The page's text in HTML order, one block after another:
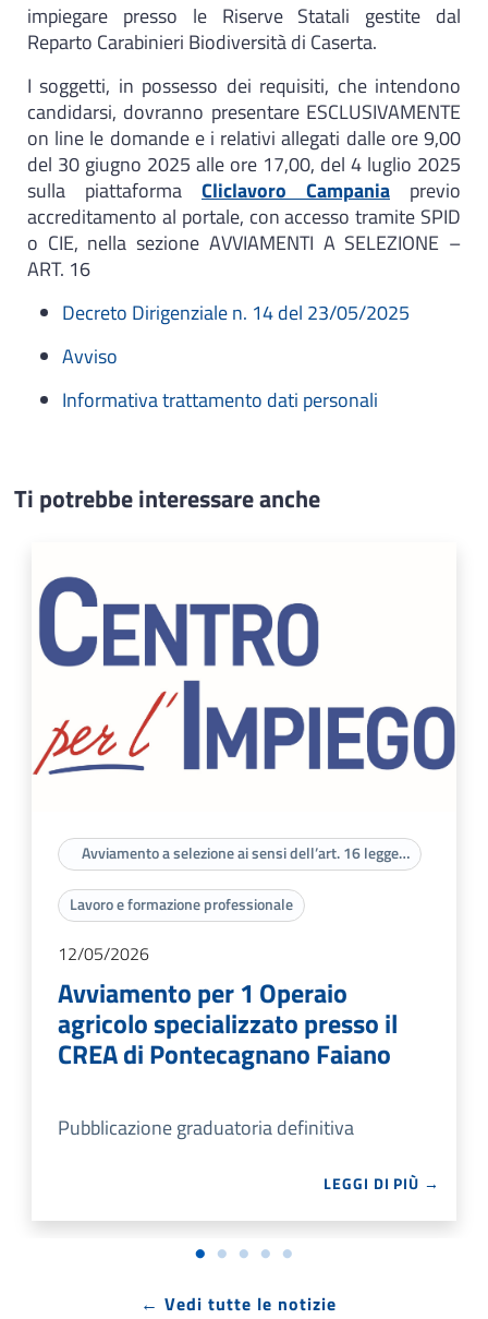
impiegare presso le Riserve Statali gestite dal
Reparto Carabinieri Biodiversità di Caserta.
I soggetti, in possesso dei requisiti, che intendono
candidarsi, dovranno presentare ESCLUSIVAMENTE
on line le domande e i relativi allegati dalle ore 9,00
del 30 giugno 2025 alle ore 17,00, del 4 luglio 2025
sulla piattaforma Cliclavoro Campania previo
accreditamento al portale, con accesso tramite SPID
o CIE, nella sezione AVVIAMENTI A SELEZIONE –
ART. 16
Decreto Dirigenziale n. 14 del 23/05/2025
Avviso
Informativa trattamento dati personali
Ti potrebbe interessare anche
Avviamento a selezione ai sensi dell’art. 16 legge
56/87
Lavoro e formazione professionale
12/05/2026
Avviamento per 1 Operaio
agricolo specializzato presso il
CREA di Pontecagnano Faiano
Pubblicazione graduatoria definitiva
LEGGI DI PIÙ →
← Vedi tutte le notizie